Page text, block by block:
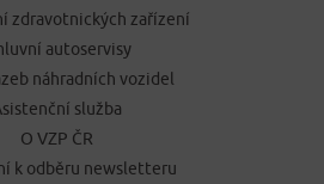
zdravotnických zařízení
autoservisy
náhradních vozidel
služba
O VZP ČR
k odběru newsletteru